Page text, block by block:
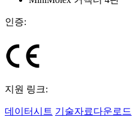
인증:
지원 링크:
데이터시트 기술자료다운로드